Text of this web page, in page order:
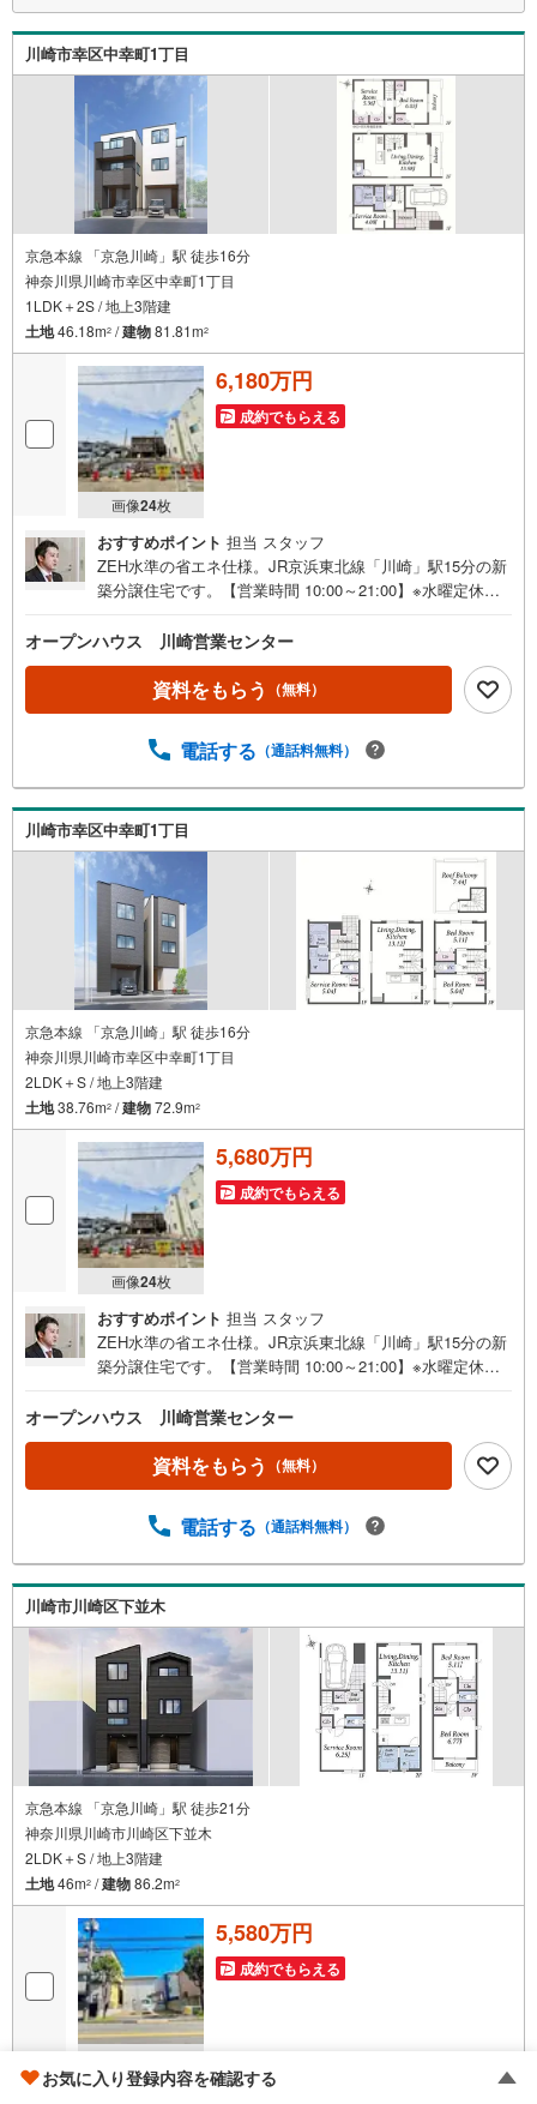
■ご見学をご希望のお客様、平日・休日問わず ご対応させていただきます。
■また、オンライン案内・相談などにも対応しております。
どうぞ お気軽にご連絡下さい。
その他にも・・・
●「この物件以外にも何件か一緒に物件を見てみたい」
●「私はローンいくら借りられるのだろう？」
●「買替えなので、自宅がいくらで売却できるか知りたい」
●「車のローンがあるけど大丈夫かな？」
●「頭金は、どれくらいないと買えないの？」
●「自営業者はローン通りにくいって本当？」
などなど、住宅購入はわからないことばかり・・・。
ご安心ください!!
お力になれる事がございましたら、誠心誠意 お手伝いをさせていただきま
【ベンハウス】にお任せ下さい！
川崎市幸区中幸町1丁目
京急本線 「京急川崎」駅 徒歩16分
神奈川県川崎市幸区中幸町1丁目
1LDK＋2S / 地上3階建
土地46.18m2 /建物81.81m2
画像24枚
6,180万円
成約でもらえる
おすすめポイント 担当 スタッフ
ZEH水準の省エネ仕様。JR京浜東北線「川崎」駅15分の新
築分譲住宅です。【営業時間 10:00～21:00】※水曜定休上
軽にご連絡ください！現地を見学される場合は「室内・現
地を見学する（無料）」ボタンよりご希望の日時をご記入
いただけますとスムーズにご案内が可能です。◎現地のご
案内について・平日や夜遅い時間帯もご案内が可能 ※定休
いたします。・車でご自宅や最寄り駅等、ご指定の場所ま
◎個別FP相談会 無料物件のご紹介だけでなく住宅ロー
ン・資金のご相談、まずは家探しについて話を聞きたいと
いう方も大歓迎です！年間8000棟以上の限定物件を発表し
ているオープンハウスだから出会える物件が多数ございま
す。ぜひお気軽にご連絡・ご相談ください！※限定物件:当
社のみ、もしくは当社を含めた数社でのみご紹介可能なオ
ープンハウス・ディベロップメントの物件
オープンハウス 川崎営業センター
資料をもらう （無料）
電話する （通話料無料）
川崎市幸区中幸町1丁目
京急本線 「京急川崎」駅 徒歩16分
神奈川県川崎市幸区中幸町1丁目
2LDK＋S / 地上3階建
土地38.76m2 /建物72.9m2
画像24枚
5,680万円
成約でもらえる
おすすめポイント 担当 スタッフ
ZEH水準の省エネ仕様。JR京浜東北線「川崎」駅15分の新
築分譲住宅です。【営業時間 10:00～21:00】※水曜定休上
軽にご連絡ください！現地を見学される場合は「室内・現
地を見学する（無料）」ボタンよりご希望の日時をご記入
いただけますとスムーズにご案内が可能です。◎現地のご
案内について・平日や夜遅い時間帯もご案内が可能 ※定休
いたします。・車でご自宅や最寄り駅等、ご指定の場所ま
◎個別FP相談会 無料物件のご紹介だけでなく住宅ロー
ン・資金のご相談、まずは家探しについて話を聞きたいと
いう方も大歓迎です！年間8000棟以上の限定物件を発表し
ているオープンハウスだから出会える物件が多数ございま
す。ぜひお気軽にご連絡・ご相談ください！※限定物件:当
社のみ、もしくは当社を含めた数社でのみご紹介可能なオ
ープンハウス・ディベロップメントの物件
オープンハウス 川崎営業センター
資料をもらう （無料）
電話する （通話料無料）
川崎市川崎区下並木
京急本線 「京急川崎」駅 徒歩21分
神奈川県川崎市川崎区下並木
2LDK＋S / 地上3階建
土地46m2 /建物86.2m2
画像24枚
5,580万円
成約でもらえる
おすすめポイント担当 スタッフ
お気に入り登録内容を確認する